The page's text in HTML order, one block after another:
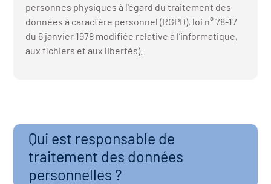
emploi-formation
personnes physiques à l'égard du traitement des
données à caractère personnel (RGPD), loi n° 78-17
du 6 janvier 1978 modifiée relative à l’informatique,
aux fichiers et aux libertés).
Qui est responsable de
traitement des données
personnelles ?